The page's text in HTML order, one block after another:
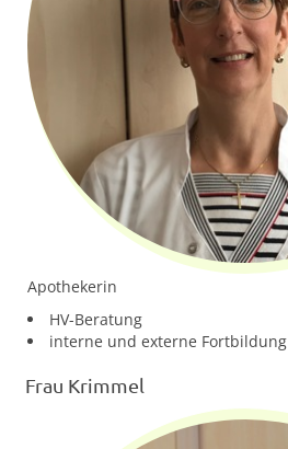
Apothekerin
HV-Beratung
interne und externe Fortbildung
Frau Krimmel